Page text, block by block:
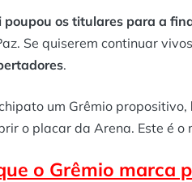
poupou os titulares para a
Se quiserem continuar
.
um Grêmio propositivo,
o placar da Arena. Este é o
o Grêmio marca